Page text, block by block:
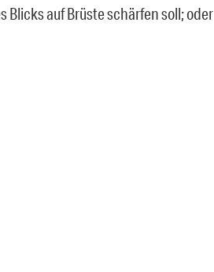
Blicks auf Brüste schärfen soll; oder